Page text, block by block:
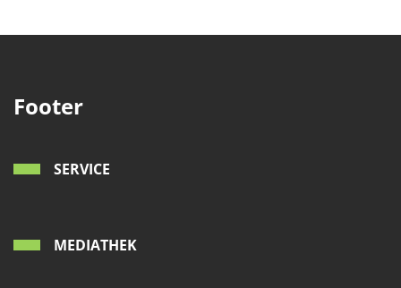
Footer
SERVICE
MEDIATHEK